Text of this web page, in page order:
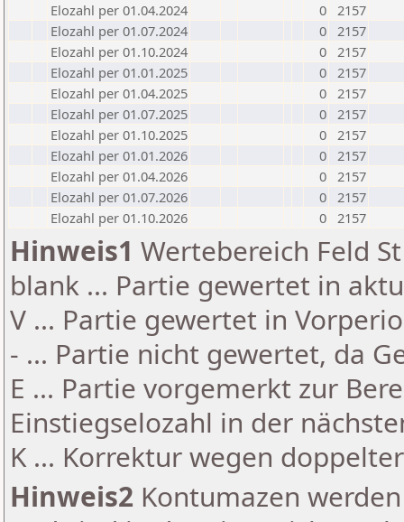
Elozahl per 01.04.2024
0 2157
Elozahl per 01.07.2024
0 2157
Elozahl per 01.10.2024
0 2157
Elozahl per 01.01.2025
0 2157
Elozahl per 01.04.2025
0 2157
Elozahl per 01.07.2025
0 2157
Elozahl per 01.10.2025
0 2157
Elozahl per 01.01.2026
0 2157
Elozahl per 01.04.2026
0 2157
Elozahl per 01.07.2026
0 2157
Elozahl per 01.10.2026
0 2157
Hinweis1 Wertebereich Feld
blank ... Partie gewertet in
V ... Partie gewertet in
- ... Partie nicht gewertet, da
E ... Partie vorgemerkt zur
Einstiegselozahl in der
K ... Korrektur wegen
Hinweis2 Kontumazen